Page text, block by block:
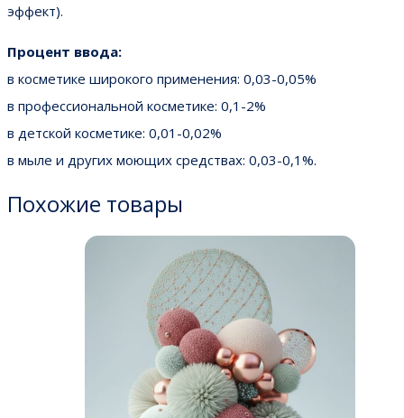
эффект).
Процент ввода:
в косметике широкого применения: 0,03-0,05%
в профессиональной косметике: 0,1-2%
в детской косметике: 0,01-0,02%
в мыле и других моющих средствах: 0,03-0,1%.
Похожие товары